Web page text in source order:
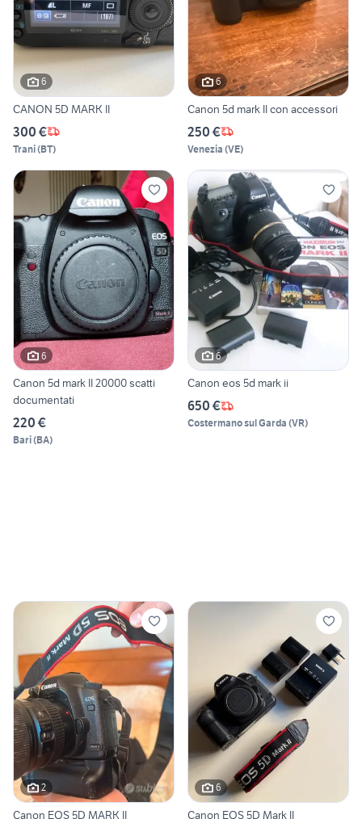
6
CANON 5D MARK II
300 €
Trani(BT)
6
Canon 5d mark II con accessori
250 €
Venezia (VE)
6
Canon 5d mark II 20000 scatti
documentati
220 €
Bari(BA)
6
Canon eos 5d mark ii
650 €
Costermano sul Garda (VR)
2
Canon EOS 5D MARK II
6
Canon EOS 5D Mark II